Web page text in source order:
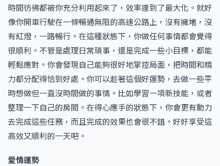
時間彷彿都被你充分利用起來了，效率達到了最大化。就好
像你開車行駛在一條暢通無阻的高速公路上，沒有擁堵，沒
有紅燈，一路暢行。在這種狀態下，你做任何事情都會覺得
很順利。不管是處理日常瑣事，還是完成一些小目標，都能
輕鬆應對。你會發現自己能夠很好地掌控局面，把時間和精
力都分配得恰到好處。你可以趁著這個好運勢，去做一些平
時想做但一直沒時間做的事情。比如學習一項新技能，或者
整理一下自己的房間。在得心應手的狀態下，你會更有動力
去完成這些任務，而且完成的效果也會很不錯。好好享受這
高效又順利的一天吧。
愛情運勢